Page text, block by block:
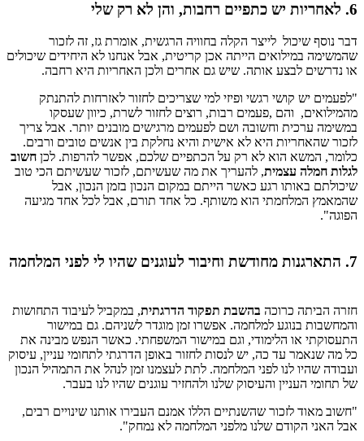
6. לאחריות יש כתפיים רחבות, והן לא רק שלי
דבר נוסף שיכול לייצר הקלה בחוויה הרגשית, אומרת גז, זה לזכור
שהמשימה במילואים הייתה אכן קריטית, אבל אנחנו לא היחידים שיכולים
או נדרשים לבצע אותה. שיש גם אחרים ולכן האחריות היא רחבה.
"לפעמים יש קושי רגשי ופיזי למי שצריכים לחזור לאזרחות להתנתק
מהמילואים, והם ,פעמים רבות, רוצים לחזור לשרת, כיוון שעסקו
במשימה ערכית וחשובה ושם לפעמים מרגישים מובנים יותר. אבל צריך
לזכור שהאחריות היא לא אישית והיא נחלקת בין אנשים טובים ורבים.
כלומר, המשא הוא לא רק על הכתפיים שלכם, אפשר להרפות. לכן חשוב
לגלות חמלה עצמית, להעריך את מה שעשיתם, לזכור שעשיתם הכי טוב
שיכולתם באותו רגע כאשר הייתם במקום הנכון בזמן הנכון, אבל
שהמאמץ המלחמתי הוא משותף. כל אחד תורם, אבל לכל אחד מגיעה
הפוגה".​
7. התארגנות מחודשת וחיבור לעוגנים שהיו לי לפני המלחמה
חזרה הביתה כרוכה בהשבת תפקוד הדרגתית, במקביל לעיבוד התחושות
והמחשבות בנוגע למלחמה. אפשרו זמן מוגדר לשניהם. גם במישור
התעסוקתי או הלימודי, וגם במישור המשפחתי. כאשר הנפש מבינה את
כל מה שנאמר עד כה, יש לנסות לחזור באופן הדרגתי לתחומי עניין, עיסוק
ועבודה שהיו לנו לפני המלחמה. לתת לעצמנו זמן לנהל את התמהיל הנכון
של תחומי העניין והעיסוק שלנו ולהחזיר עוגנים שהיו לנו בעבר.
"חשוב מאוד לזכור שהשנתיים הללו אמנם העבירו אותנו שינויים רבים,
אבל האני הקודם שלנו מלפני המלחמה לא נמחק".